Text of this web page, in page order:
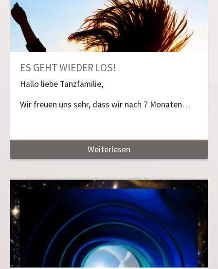
ES GEHT WIEDER LOS!
Hallo liebe Tanzfamilie,
Wir freuen uns sehr, dass wir nach 7 Monaten…
Weiterlesen